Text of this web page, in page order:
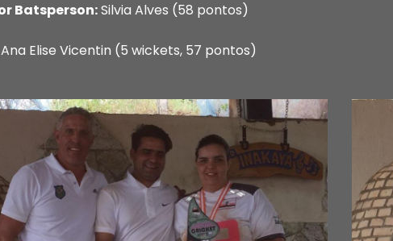
Batsperson:Silvia Alves (58 pontos)
Ana Elise Vicentin (5 wickets, 57 pontos)